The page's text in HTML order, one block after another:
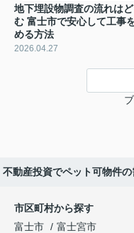
地下埋設物調査の流れは
む 富士市で安心して工事
める方法
2026.04.27
不動産投資でペット可物件
市区町村から探す
富士市
富士宮市